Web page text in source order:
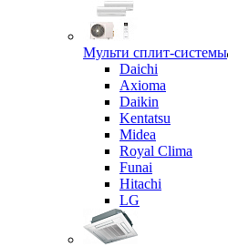
Мульти сплит-системы
Daichi
Axioma
Daikin
Kentatsu
Midea
Royal Clima
Funai
Hitachi
LG